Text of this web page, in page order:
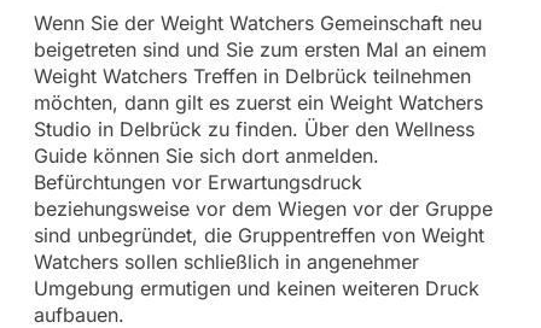
Wenn Sie der Weight Watchers Gemeinschaft neu
beigetreten sind und Sie zum ersten Mal an einem
Weight Watchers Treffen in Delbrück teilnehmen
möchten, dann gilt es zuerst ein Weight Watchers
Studio in Delbrück zu finden. Über den Wellness
Guide können Sie sich dort anmelden.
Befürchtungen vor Erwartungsdruck
beziehungsweise vor dem Wiegen vor der Gruppe
sind unbegründet, die Gruppentreffen von Weight
Watchers sollen schließlich in angenehmer
Umgebung ermutigen und keinen weiteren Druck
aufbauen.